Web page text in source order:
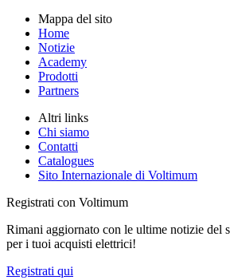
Mappa del sito
Home
Notizie
Academy
Prodotti
Partners
Altri links
Chi siamo
Contatti
Catalogues
Sito Internazionale di Voltimum
Registrati con Voltimum
Rimani aggiornato con le ultime notizie del
per i tuoi acquisti elettrici!
Registrati qui